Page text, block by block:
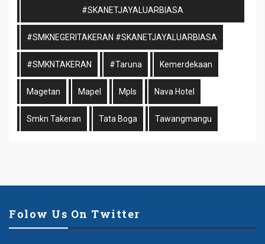
#SKANETJAYALUARBIASA
#SMKNEGERITAKERAN #SKANETJAYALUARBIASA
#SMKNTAKERAN #taruna Kemerdekaan
Magetan Mapel Mpls Nava Hotel
Smkn Takeran Tata Boga Tawangmangu
Folow Us On Twitter